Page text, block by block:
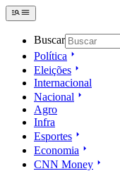
Buscar
Política
Eleições
Internacional
Nacional
Agro
Infra
Esportes
Economia
CNN Money